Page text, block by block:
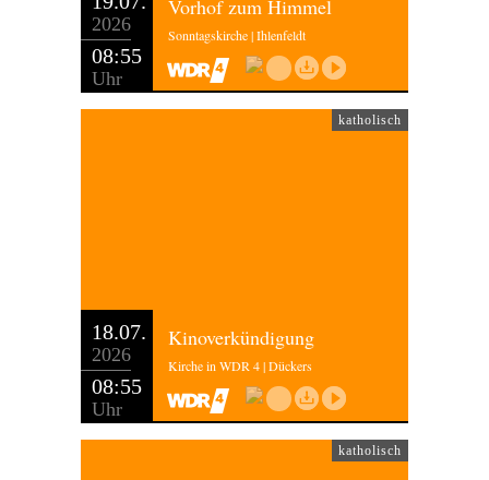
2026
08:55
Uhr
Vorhof zum Himmel
Sonntagskirche | Ihlenfeldt
katholisch
18.07.
2026
08:55
Uhr
Kinoverkündigung
Kirche in WDR 4 | Dückers
katholisch